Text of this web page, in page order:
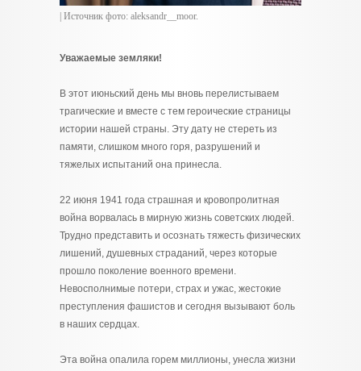
| Источник фото: aleksandr__moor.
Уважаемые земляки!
В этот июньский день мы вновь перелистываем
трагические и вместе с тем героические страницы
истории нашей страны. Эту дату не стереть из
памяти, слишком много горя, разрушений и
тяжелых испытаний она принесла.
22 июня 1941 года страшная и кровопролитная
война ворвалась в мирную жизнь советских людей.
Трудно представить и осознать тяжесть физических
лишений, душевных страданий, через которые
прошло поколение военного времени.
Невосполнимые потери, страх и ужас, жестокие
преступления фашистов и сегодня вызывают боль
в наших сердцах.
Эта война опалила горем миллионы, унесла жизни